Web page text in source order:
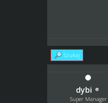
Szukaj
dybi
Super Manager